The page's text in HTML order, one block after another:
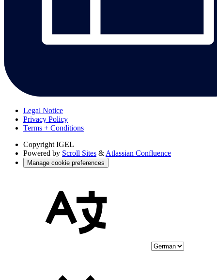
Legal Notice
Privacy Policy
Terms + Conditions
Copyright IGEL
Powered by Scroll Sites & Atlassian Confluence
Manage cookie preferences